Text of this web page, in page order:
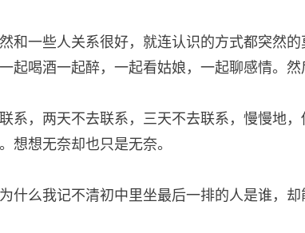
和一些人关系很好，就连认识的方式都突然
起喝酒一起醉，一起看姑娘，一起聊感情。然
系，两天不去联系，三天不去联系，慢慢地
想想无奈却也只是无奈。
什么我记不清初中里坐最后一排的人是谁，